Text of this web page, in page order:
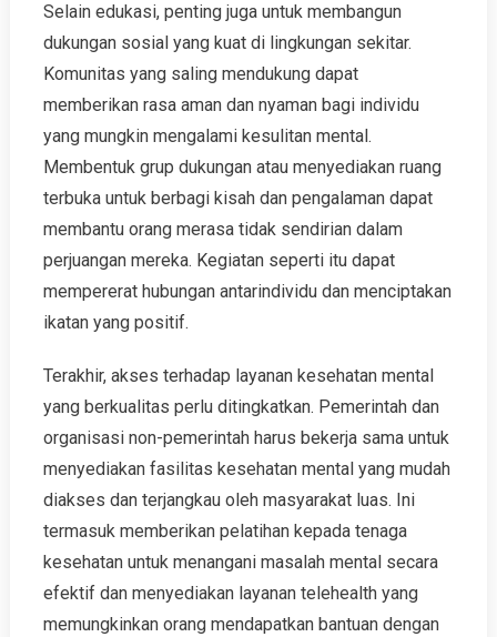
Selain edukasi, penting juga untuk membangun
dukungan sosial yang kuat di lingkungan sekitar.
Komunitas yang saling mendukung dapat
memberikan rasa aman dan nyaman bagi individu
yang mungkin mengalami kesulitan mental.
Membentuk grup dukungan atau menyediakan ruang
terbuka untuk berbagi kisah dan pengalaman dapat
membantu orang merasa tidak sendirian dalam
perjuangan mereka. Kegiatan seperti itu dapat
mempererat hubungan antarindividu dan menciptakan
ikatan yang positif.
Terakhir, akses terhadap layanan kesehatan mental
yang berkualitas perlu ditingkatkan. Pemerintah dan
organisasi non-pemerintah harus bekerja sama untuk
menyediakan fasilitas kesehatan mental yang mudah
diakses dan terjangkau oleh masyarakat luas. Ini
termasuk memberikan pelatihan kepada tenaga
kesehatan untuk menangani masalah mental secara
efektif dan menyediakan layanan telehealth yang
memungkinkan orang mendapatkan bantuan dengan